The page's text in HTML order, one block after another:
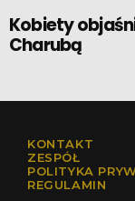
Kobiety
Charubą
KONTAKT
ZESPÓŁ
POLITYKA
REGULAMIN